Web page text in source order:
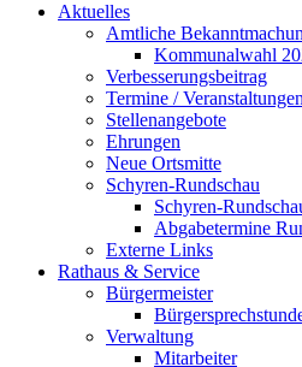
Aktuelles
Amtliche
Kommunalwahl
Verbesserungsbeitrag
Termine / Veranstaltungen
Stellenangebote
Ehrungen
Neue Ortsmitte
Schyren-Rundschau
Schyren-
Abgabetermine
Externe Links
Rathaus & Service
Bürgermeister
Verwaltung
Mitarbeiter